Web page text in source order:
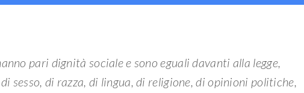
pari dignità sociale e sono eguali davanti alla legge,
sesso, di razza, di lingua, di religione, di opinioni politiche,